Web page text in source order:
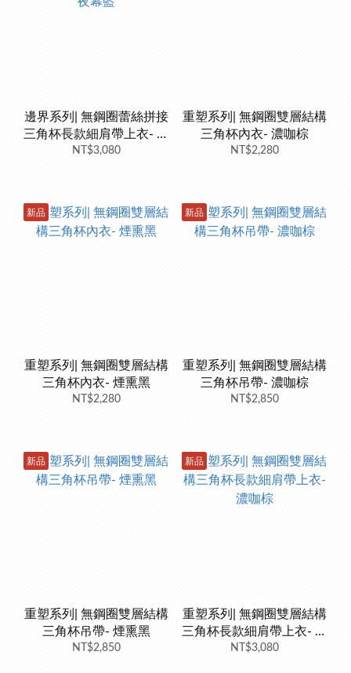
邊界系列| 無鋼圈蕾絲拼接
三角杯長款細肩帶上衣- 夜
幕藍
NT$3,080
重塑系列| 無鋼圈雙層結構
三角杯內衣- 濃咖棕
NT$2,280
新品
重塑系列| 無鋼圈雙層結構
三角杯內衣- 煙熏黑
NT$2,280
新品
重塑系列| 無鋼圈雙層結構
三角杯吊帶- 濃咖棕
NT$2,850
新品
重塑系列| 無鋼圈雙層結構
三角杯吊帶- 煙熏黑
NT$2,850
新品
重塑系列| 無鋼圈雙層結構
三角杯長款細肩帶上衣- 濃
咖棕
NT$3,080